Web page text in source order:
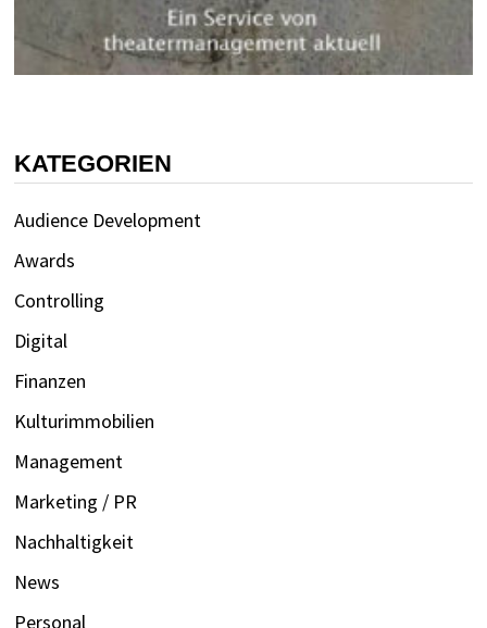
KATEGORIEN
Audience Development
Awards
Controlling
Digital
Finanzen
Kulturimmobilien
Management
Marketing / PR
Nachhaltigkeit
News
Personal